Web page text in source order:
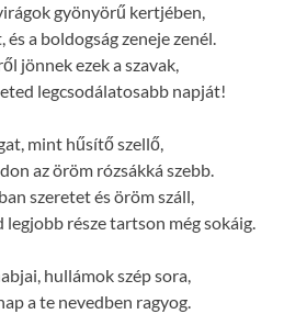
gyönyörű kertjében,
a boldogság zeneje zenél.
jönnek ezek a szavak,
legcsodálatosabb napját!
mint hűsítő szellő,
az öröm rózsákká szebb.
szeretet és öröm száll,
része tartson még sokáig.
hullámok szép sora,
a te nevedben ragyog.